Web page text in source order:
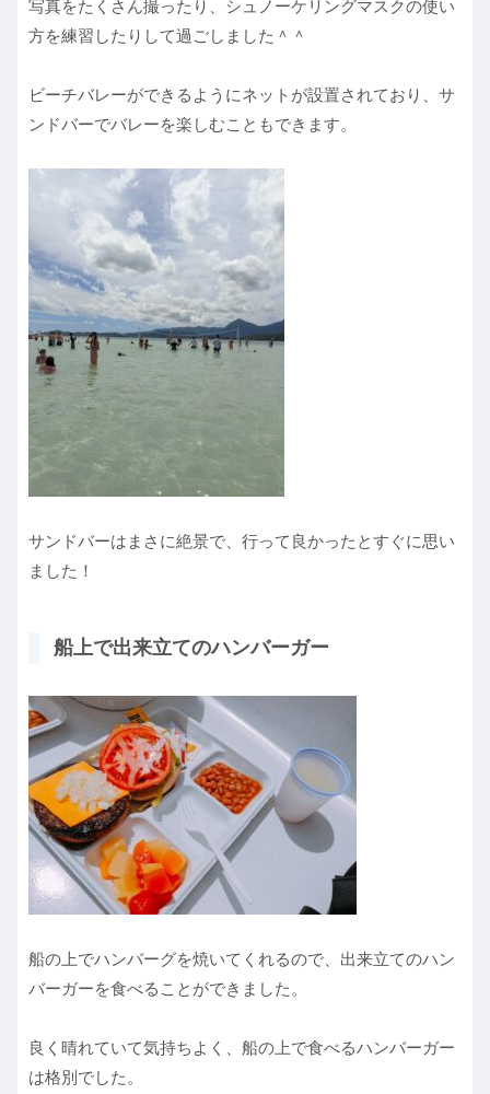
写真をたくさん撮ったり、シュノーケリングマスクの使い
方を練習したりして過ごしました＾＾
ビーチバレーができるようにネットが設置されており、サ
ンドバーでバレーを楽しむこともできます。
サンドバーはまさに絶景で、行って良かったとすぐに思い
ました！
船上で出来立てのハンバーガー
船の上でハンバーグを焼いてくれるので、出来立てのハン
バーガーを食べることができました。
良く晴れていて気持ちよく、船の上で食べるハンバーガー
は格別でした。